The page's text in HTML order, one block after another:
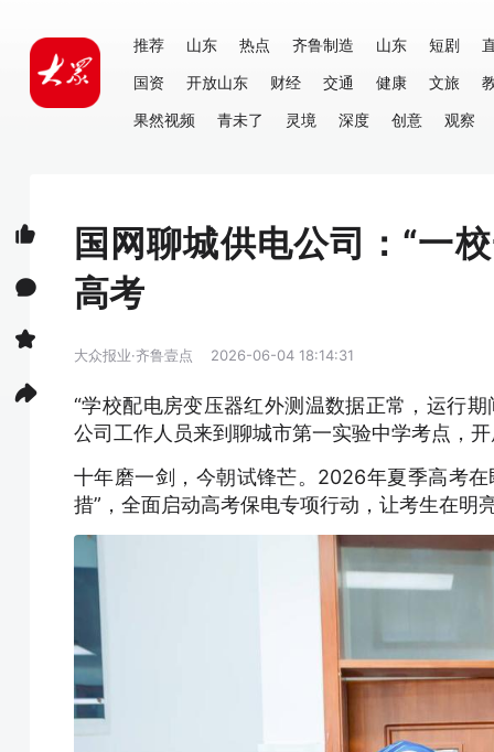
推荐 山东 热点 齐鲁制造 山东 短剧
国资
开放山东 财经 交通 健康 文旅
果然视频
青未了 灵境 深度 创意 观察
国网聊城供电公司：“一
高考
大众报业·齐鲁壹点 2026-06-04 18:14:31
“学校配电房变压器红外测温数据正常，运行
公司工作人员来到聊城市第一实验中学考点，
十年磨一剑，今朝试锋芒。2026年夏季高考
措”，全面启动高考保电专项行动，让考生在明